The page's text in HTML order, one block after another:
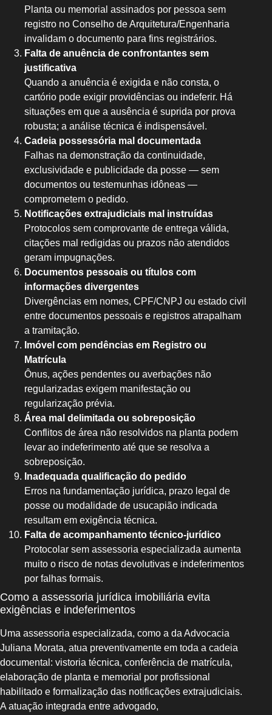
Planta ou memorial assinados por pessoa sem
registro no Conselho de Arquitetura/Engenharia
invalidam o documento para fins registrários.
Falta de anuência de confrontantes sem
justificativa
Quando a anuência é exigida e não consta, o
cartório pode exigir providências ou indeferir. Há
situações em que a ausência é suprida por prova
robusta; a análise técnica é indispensável.
Cadeia possessória mal documentada
Falhas na demonstração da continuidade,
exclusividade e publicidade da posse — sem
documentos ou testemunhas idôneas —
comprometem o pedido.
Notificações extrajudiciais mal instruídas
Protocolos sem comprovante de entrega válida,
citações mal redigidas ou prazos não atendidos
geram impugnações.
Documentos pessoais ou títulos com
informações divergentes
Divergências em nomes, CPF/CNPJ ou estado civil
entre documentos pessoais e registros atrapalham
a tramitação.
Imóvel com pendências em Registro ou
Matrícula
Ônus, ações pendentes ou averbações não
regularizadas exigem manifestação ou
regularização prévia.
Área mal delimitada ou sobreposição
Conflitos de área não resolvidos na planta podem
levar ao indeferimento até que se resolva a
sobreposição.
Inadequada qualificação do pedido
Erros na fundamentação jurídica, prazo legal de
posse ou modalidade de usucapião indicada
resultam em exigência técnica.
Falta de acompanhamento técnico-jurídico
Protocolar sem assessoria especializada aumenta
muito o risco de notas devolutivas e indeferimentos
por falhas formais.
Como a assessoria jurídica imobiliária evita
exigências e indeferimentos
Uma assessoria especializada, como a da Advocacia
Juliana Morata, atua preventivamente em toda a cadeia
documental: vistoria técnica, conferência de matrícula,
elaboração de planta e memorial por profissional
habilitado e formalização das notificações extrajudiciais.
A atuação integrada entre advogado,